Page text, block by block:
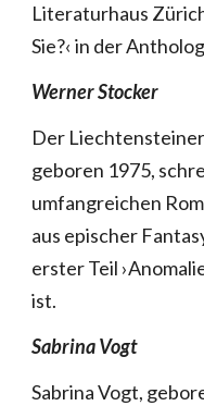
Literaturhaus
Sie?‹ in der
Werner Stocker
Der
geboren 1975,
umfangreichen
aus epischer
erster Teil
ist.
Sabrina Vogt
Sabrina Vogt,